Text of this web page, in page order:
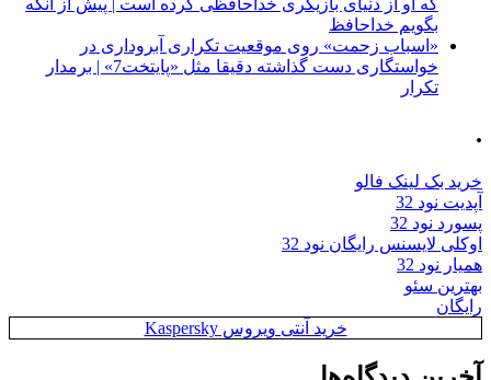
بگویم خداحافظ
«اسباب زحمت» روی موقعیت تکراری آبروداری در
خواستگاری دست گذاشته دقیقا مثل «پایتخت7» | برمدار
تکرار
.
خرید بک لینک فالو
آپدیت نود 32
پسورد نود 32
اوکلی لایسنس رایگان نود 32
همیار نود 32
بهترین سئو
رایگان
خرید آنتی ویروس Kaspersky